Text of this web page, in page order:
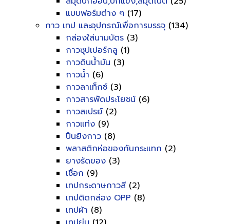
แบบฟอร์มต่าง ๆ (17)
กาว เทป และอุปกรณ์เพื่อการบรรจุ (134)
กล่องใส่นามบัตร (3)
กาวซุปเปอร์กลู (1)
กาวดินน้ำมัน (3)
กาวน้ำ (6)
กาวลาเท็กซ์ (3)
กาวสารพัดประโยชน์ (6)
กาวสเปรย์ (2)
กาวแท่ง (9)
ปืนยิงกาว (8)
พลาสติกห่อของกันกระแทก (2)
ยางรัดของ (3)
เชื่อก (9)
เทปกระดาษกาวสี (2)
เทปติดกล่อง OPP (8)
เทปผ้า (8)